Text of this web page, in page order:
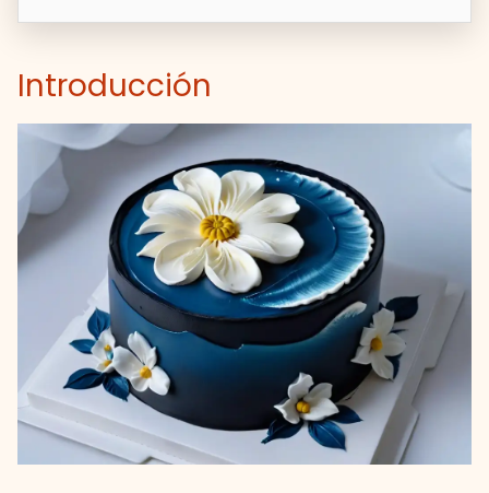
Introducción